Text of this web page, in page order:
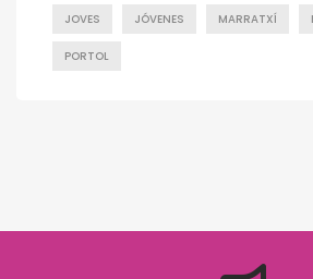
JOVES JÓVENES MARRATXÍ
PORTOL